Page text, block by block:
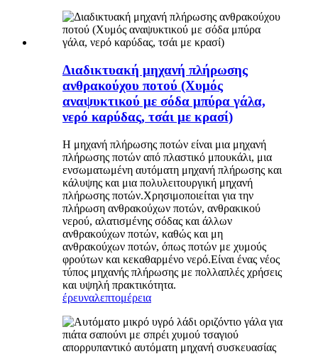
Διαδικτυακή μηχανή πλήρωσης
ανθρακούχου ποτού (Χυμός
αναψυκτικού με σόδα μπύρα γάλα,
νερό καρύδας, τσάι με κρασί)
Η μηχανή πλήρωσης ποτών είναι μια μηχανή
πλήρωσης ποτών από πλαστικό μπουκάλι, μια
ενσωματωμένη αυτόματη μηχανή πλήρωσης και
κάλυψης και μια πολυλειτουργική μηχανή
πλήρωσης ποτών.Χρησιμοποιείται για την
πλήρωση ανθρακούχων ποτών, ανθρακικού
νερού, αλατισμένης σόδας και άλλων
ανθρακούχων ποτών, καθώς και μη
ανθρακούχων ποτών, όπως ποτών με χυμούς
φρούτων και κεκαθαρμένο νερό.Είναι ένας νέος
τύπος μηχανής πλήρωσης με πολλαπλές χρήσεις
και υψηλή πρακτικότητα.
έρευναλεπτομέρεια